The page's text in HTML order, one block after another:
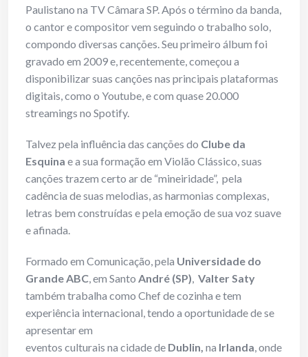
Paulistano na TV Câmara SP. Após o término da banda,
o cantor e compositor vem seguindo o trabalho solo,
compondo diversas canções. Seu primeiro álbum foi
gravado em 2009 e, recentemente, começou a
disponibilizar suas canções nas principais plataformas
digitais, como o Youtube, e com quase 20.000
streamings no Spotify.
Talvez pela influência das canções do Clube da
Esquina e a sua formação em Violão Clássico, suas
canções trazem certo ar de “mineiridade”, pela
cadência de suas melodias, as harmonias complexas,
letras bem construídas e pela emoção de sua voz suave
e afinada.
Formado em Comunicação, pela Universidade do
Grande ABC, em Santo André (SP), Valter Saty
também trabalha como Chef de cozinha e tem
experiência internacional, tendo a oportunidade de se
apresentar em
eventos culturais na cidade de Dublin, na Irlanda, onde